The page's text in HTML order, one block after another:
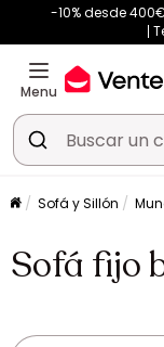
-10% desde
Menu
Sofá y Sillón
Sofá fijo